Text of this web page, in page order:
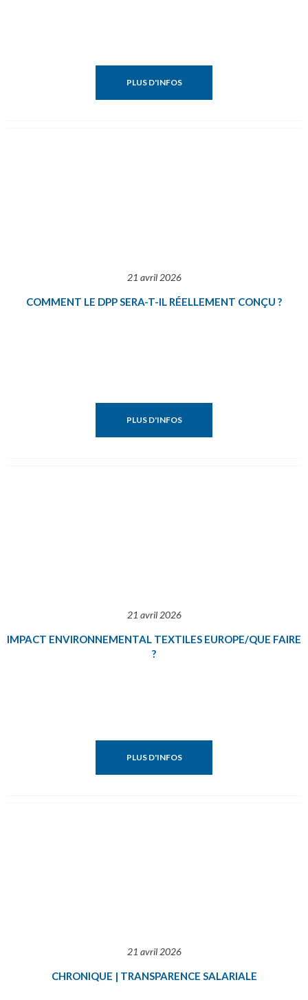
PLUS D'INFOS
21 avril 2026
COMMENT LE DPP SERA-T-IL RÉELLEMENT CONÇU ?
PLUS D'INFOS
21 avril 2026
IMPACT ENVIRONNEMENTAL TEXTILES EUROPE/QUE FAIRE
?
PLUS D'INFOS
21 avril 2026
CHRONIQUE | TRANSPARENCE SALARIALE